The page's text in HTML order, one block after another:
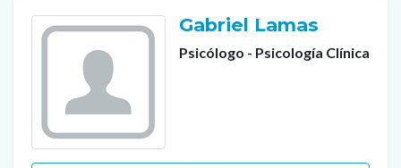
Gabriel Lamas
Psicólogo - Psicología Clínica